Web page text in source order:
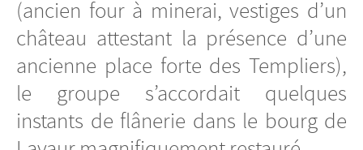
(ancien four à minerai, vestiges d’un
château attestant la présence d’une
ancienne place forte des Templiers),
le groupe s’accordait quelques
instants de flânerie dans le bourg de